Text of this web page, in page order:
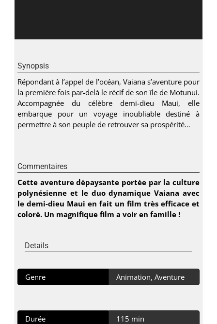
Synopsis
Répondant à l’appel de l’océan, Vaiana s’aventure pour
la première fois par-delà le récif de son île de Motunui.
Accompagnée du célèbre demi-dieu Maui, elle
embarque pour un voyage inoubliable destiné à
permettre à son peuple de retrouver sa prospérité…
Commentaires
Cette aventure dépaysante portée par la culture
polynésienne et le duo dynamique Vaiana avec
le demi-dieu Maui en fait un film très efficace et
coloré. Un magnifique film a voir en famille !
Details
Genre Animation, Aventure
Durée 115 min